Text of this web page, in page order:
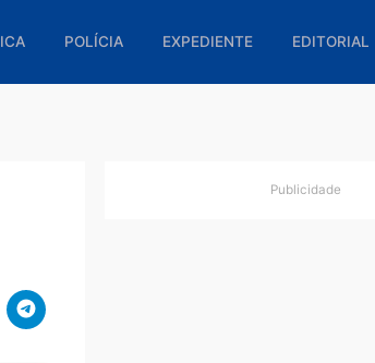
POLÍTICA POLÍCIA EXPEDIENTE